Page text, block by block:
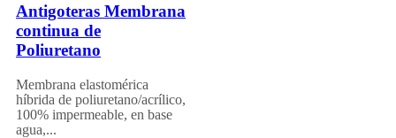
Antigoteras Membrana
continua de
Poliuretano
Membrana elastomérica
híbrida de poliuretano/acrílico,
100% impermeable, en base
agua,...